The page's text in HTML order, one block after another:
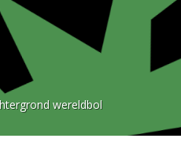
wereldbol